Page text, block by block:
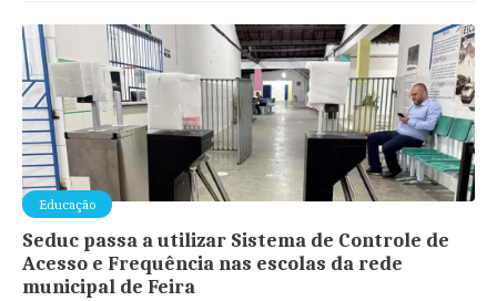
Educação
Seduc passa a utilizar Sistema de Controle de
Acesso e Frequência nas escolas da rede
municipal de Feira